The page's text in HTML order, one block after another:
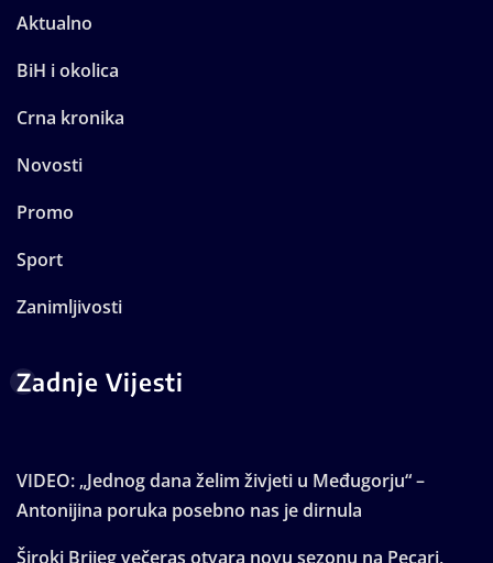
Aktualno
BiH i okolica
Crna kronika
Novosti
Promo
Sport
Zanimljivosti
Zadnje Vijesti
VIDEO: „Jednog dana želim živjeti u Međugorju“ –
Antonijina poruka posebno nas je dirnula
Široki Brijeg večeras otvara novu sezonu na Pecari,